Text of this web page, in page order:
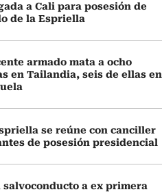
a Cali para posesión de
de la Espriella
armado mata a ocho
en Tailandia, seis de ellas en
se reúne con canciller
de posesión presidencial
salvoconducto a ex primera